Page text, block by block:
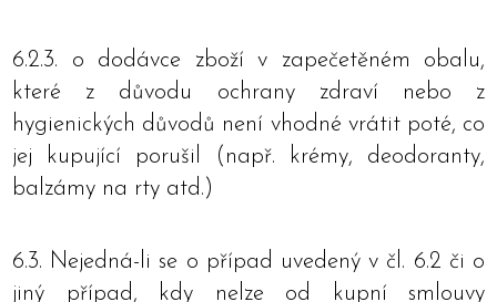
6.2.3. o dodávce zboží v zapečetěném obalu,
které z důvodu ochrany zdraví nebo z
hygienických důvodů není vhodné vrátit poté, co
jej kupující porušil (např. krémy, deodoranty,
balzámy na rty atd.)
6.3. Nejedná-li se o případ uvedený v čl. 6.2 či o
jiný případ, kdy nelze od kupní smlouvy